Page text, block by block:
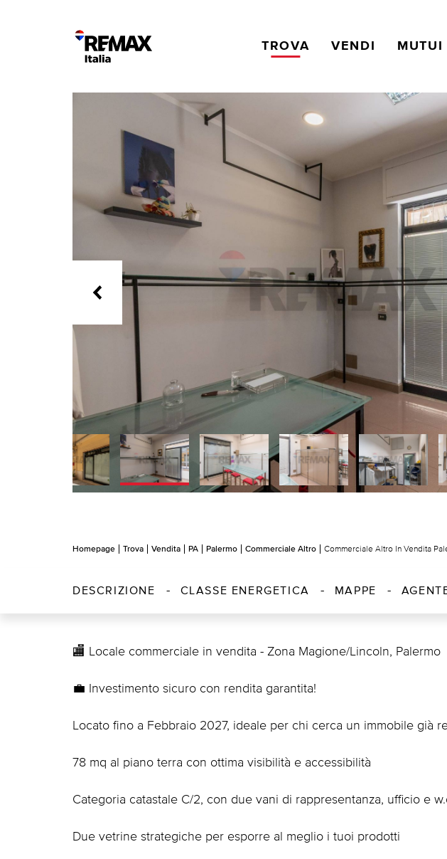
TROVA VENDI MUTUI
Homepage Trova Vendita PA Palermo Commerciale Altro Commerciale Altro In Vendita
DESCRIZIONE CLASSE ENERGETICA MAPPE
🏬 Locale commerciale in vendita - Zona Magione/Lincoln, Palermo
💼 Investimento sicuro con rendita garantita!
Locato fino a Febbraio 2027, ideale per chi cerca un immobile già
78 mq al piano terra con ottima visibilità e accessibilità
Categoria catastale C/2, con due vani di rappresentanza, ufficio e
Due vetrine strategiche per esporre al meglio i tuoi prodotti